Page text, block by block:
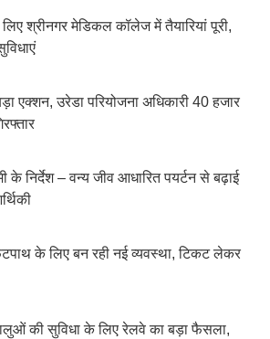
श्रीनगर मेडिकल कॉलेज में तैयारियां पूरी,
एक्शन, उरेडा परियोजना अधिकारी 40 हजार
के निर्देश – वन्य जीव आधारित पयर्टन से बढ़ाई
के लिए बन रही नई व्यवस्था, टिकट लेकर
की सुविधा के लिए रेलवे का बड़ा फैसला,